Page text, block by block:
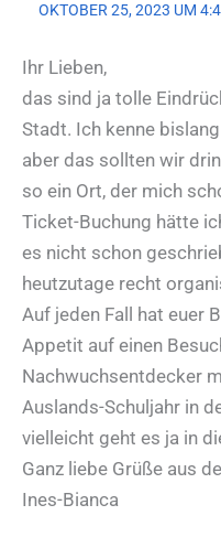
OKTOBER 25, 2023 UM
Ihr Lieben,
das sind ja tolle
Stadt. Ich kenne
aber das sollten wir
so ein Ort, der mich
Ticket-Buchung hätte
es nicht schon
heutzutage recht
Auf jeden Fall hat euer
Appetit auf einen
Nachwuchsentdecker
Auslands-Schuljahr in
vielleicht geht es ja in
Ganz liebe Grüße aus
Ines-Bianca